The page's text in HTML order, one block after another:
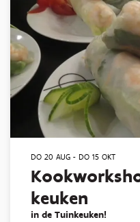
keuken
in de Tuinkeuken!
DO 20 AUG - DO 15 OKT